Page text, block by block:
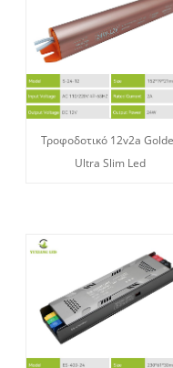
Τροφοδοτικό 12v2a
Ultra Slim Led